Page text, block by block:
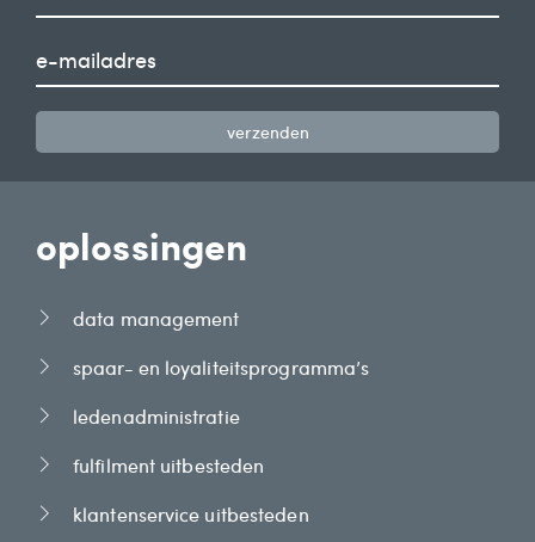
verzenden
oplossingen
data management
spaar- en loyaliteitsprogramma’s
ledenadministratie
fulfilment uitbesteden
klantenservice uitbesteden